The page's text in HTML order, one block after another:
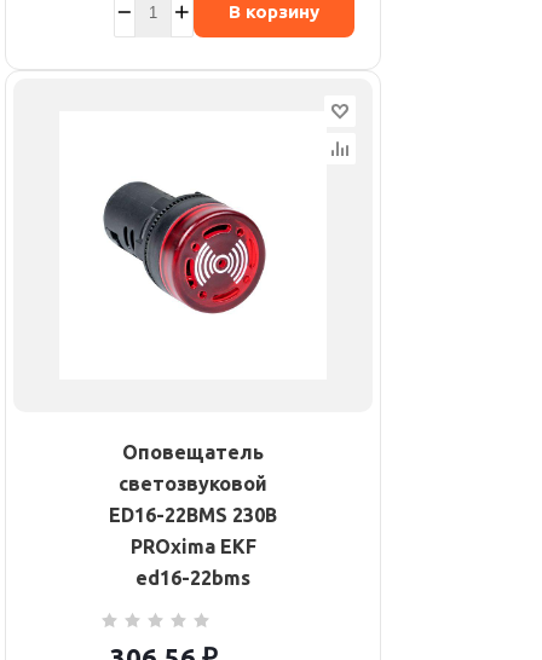
В корзину
Оповещатель
светозвуковой
ED16-22BMS 230В
PROxima EKF
ed16-22bms